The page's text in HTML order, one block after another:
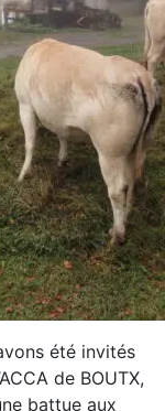
été invités
de BOUTX,
battue aux